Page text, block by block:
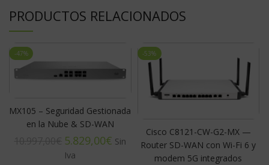
PRODUCTOS RELACIONADOS
-47%
MX105 – Seguridad Gestionada
en la Nube & SD-WAN
5.829,00€
-53%
Cisco C8121-CW-G2-MX —
Router SD-WAN con Wi-Fi 6 y
modem 5G integrados